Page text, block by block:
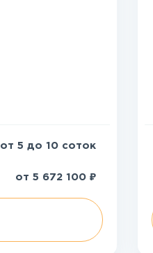
от 5 до 10 соток
от 5 672 100 ₽